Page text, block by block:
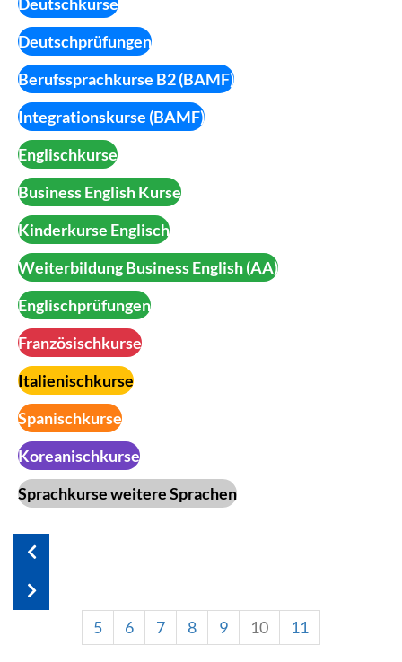
Deutschprüfungen
Berufssprachkurse B2 (BAMF)
Integrationskurse (BAMF)
Englischkurse
Business English Kurse
Kinderkurse Englisch
Weiterbildung Business English (AA)
Englischprüfungen
Französischkurse
Italienischkurse
Spanischkurse
Koreanischkurse
Sprachkurse weitere Sprachen
5 6 7 8 9 10 11